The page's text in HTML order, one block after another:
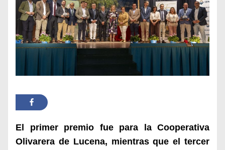
El primer premio fue para la Cooperativa
Olivarera de Lucena, mientras que el tercer